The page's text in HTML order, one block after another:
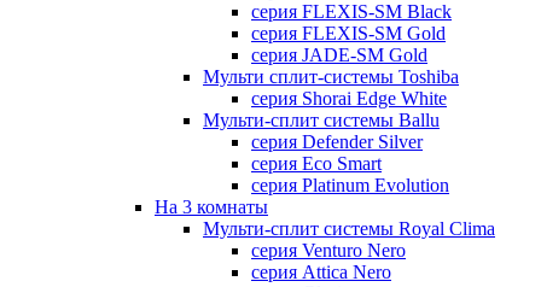
серия FLEXIS-SM Black
серия FLEXIS-SM Gold
серия JADE-SM Gold
Мульти сплит-системы Toshiba
серия Shorai Edge White
Мульти-сплит системы Ballu
серия Defender Silver
серия Eco Smart
серия Platinum Evolution
На 3 комнаты
Мульти-сплит системы Royal Clima
серия Venturo Nero
серия Attica Nero